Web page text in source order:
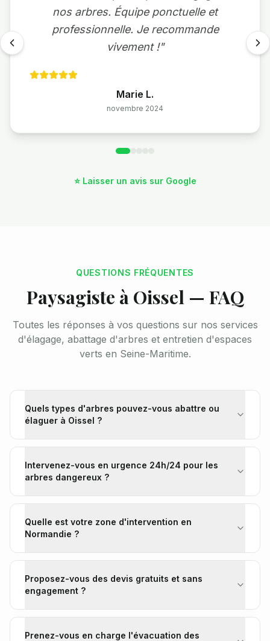
nos arbres. Équipe ponctuelle et
professionnelle. Je recommande
vivement !"
Marie L.
novembre 2024
⭐ Laisser un avis sur Google
QUESTIONS FRÉQUENTES
Paysagiste à Oissel — FAQ
Toutes les réponses à vos questions sur nos services
d'élagage, abattage d'arbres et entretien d'espaces
verts en Seine-Maritime.
Quels types d'arbres pouvez-vous abattre ou
élaguer à Oissel ?
Intervenez-vous en urgence 24h/24 pour les
arbres dangereux ?
Quelle est votre zone d'intervention en
Normandie ?
Proposez-vous des devis gratuits et sans
engagement ?
Prenez-vous en charge l'évacuation des